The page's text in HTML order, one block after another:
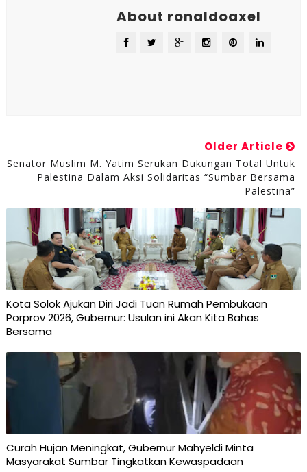
About ronaldoaxel
Older Article
Senator Muslim M. Yatim Serukan Dukungan Total Untuk
Palestina Dalam Aksi Solidaritas “Sumbar Bersama
Palestina”
Kota Solok Ajukan Diri Jadi Tuan Rumah Pembukaan
Porprov 2026, Gubernur: Usulan ini Akan Kita Bahas
Bersama
Curah Hujan Meningkat, Gubernur Mahyeldi Minta
Masyarakat Sumbar Tingkatkan Kewaspadaan